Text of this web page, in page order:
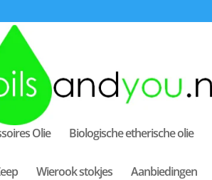
Olie Biologische etherische olie
Wierook stokjes Aanbiedingen